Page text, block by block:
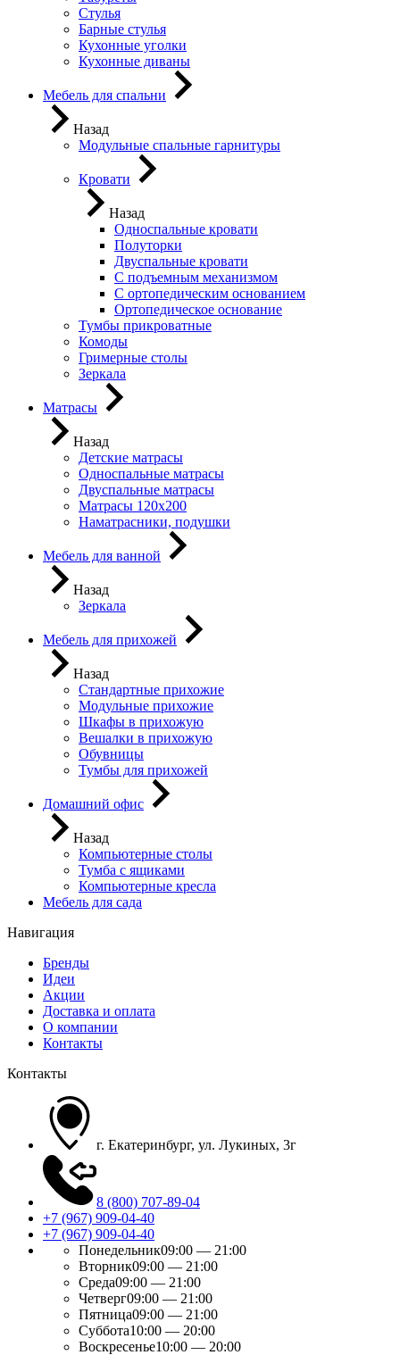
Стулья
Барные стулья
Кухонные уголки
Кухонные диваны
Мебель для спальни
Назад
Модульные спальные гарнитуры
Кровати
Назад
Односпальные кровати
Полуторки
Двуспальные кровати
С подъемным механизмом
С ортопедическим основанием
Ортопедическое основание
Тумбы прикроватные
Комоды
Гримерные столы
Зеркала
Матрасы
Назад
Детские матрасы
Односпальные матрасы
Двуспальные матрасы
Матрасы 120х200
Наматрасники, подушки
Мебель для ванной
Назад
Зеркала
Мебель для прихожей
Назад
Стандартные прихожие
Модульные прихожие
Шкафы в прихожую
Вешалки в прихожую
Обувницы
Тумбы для прихожей
Домашний офис
Назад
Компьютерные столы
Тумба с ящиками
Компьютерные кресла
Мебель для сада
Навигация
Бренды
Идеи
Акции
Доставка и оплата
О компании
Контакты
Контакты
г. Екатеринбург, ул. Лукиных, 3г
8 (800) 707-89-04
+7 (967) 909-04-40
+7 (967) 909-04-40
Понедельник09:00 — 21:00
Вторник09:00 — 21:00
Среда09:00 — 21:00
Четверг09:00 — 21:00
Пятница09:00 — 21:00
Суббота10:00 — 20:00
Воскресенье10:00 — 20:00